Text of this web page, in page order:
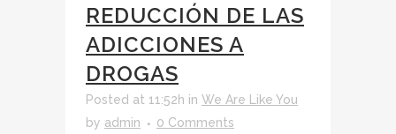
REDUCCIÓN DE LAS
ADICCIONES A
DROGAS
Posted at 11:52h in We Are Like You
by admin 0 Comments